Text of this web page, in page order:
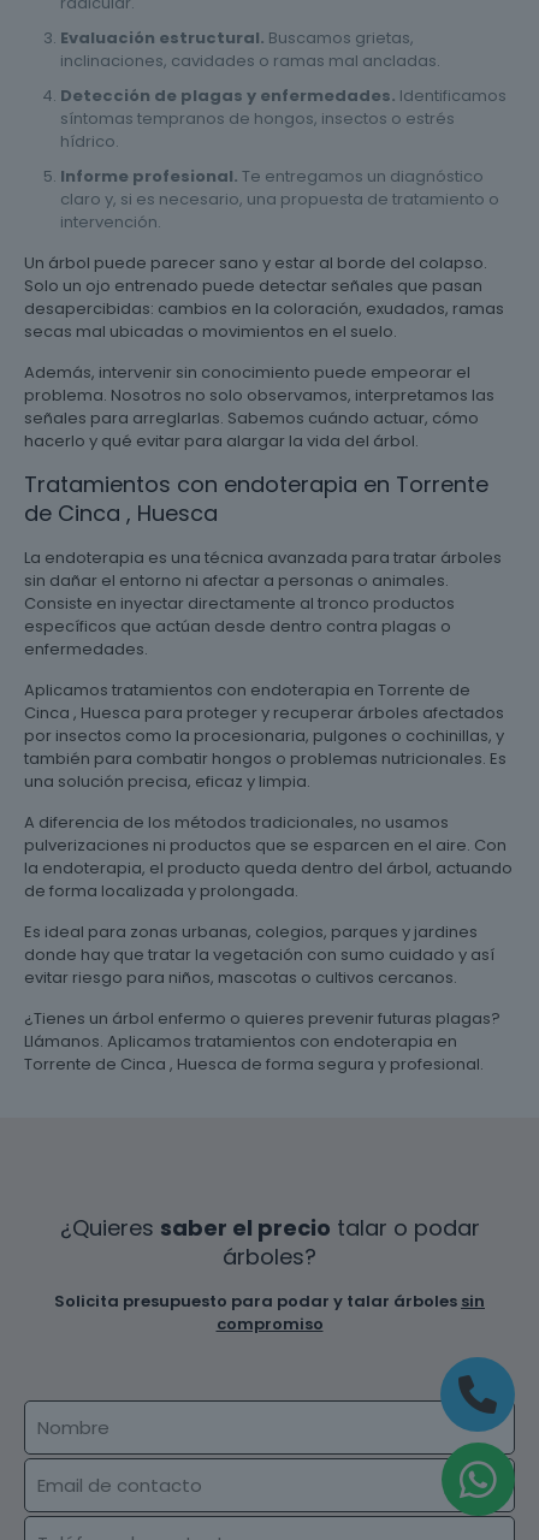
Evaluación estructural. Buscamos grietas,
inclinaciones, cavidades o ramas mal ancladas.
Detección de plagas y enfermedades. Identificamos
síntomas tempranos de hongos, insectos o estrés
hídrico.
Informe profesional. Te entregamos un diagnóstico
claro y, si es necesario, una propuesta de tratamiento o
intervención.
Un árbol puede parecer sano y estar al borde del colapso.
Solo un ojo entrenado puede detectar señales que pasan
desapercibidas: cambios en la coloración, exudados, ramas
secas mal ubicadas o movimientos en el suelo.
Además, intervenir sin conocimiento puede empeorar el
problema. Nosotros no solo observamos, interpretamos las
señales para arreglarlas. Sabemos cuándo actuar, cómo
hacerlo y qué evitar para alargar la vida del árbol.
Tratamientos con endoterapia en Torrente
de Cinca , Huesca
La endoterapia es una técnica avanzada para tratar árboles
sin dañar el entorno ni afectar a personas o animales.
Consiste en inyectar directamente al tronco productos
específicos que actúan desde dentro contra plagas o
enfermedades.
Aplicamos tratamientos con endoterapia en Torrente de
Cinca , Huesca para proteger y recuperar árboles afectados
por insectos como la procesionaria, pulgones o cochinillas, y
también para combatir hongos o problemas nutricionales. Es
una solución precisa, eficaz y limpia.
A diferencia de los métodos tradicionales, no usamos
pulverizaciones ni productos que se esparcen en el aire. Con
la endoterapia, el producto queda dentro del árbol, actuando
de forma localizada y prolongada.
Es ideal para zonas urbanas, colegios, parques y jardines
donde hay que tratar la vegetación con sumo cuidado y así
evitar riesgo para niños, mascotas o cultivos cercanos.
¿Tienes un árbol enfermo o quieres prevenir futuras plagas?
Llámanos. Aplicamos tratamientos con endoterapia en
Torrente de Cinca , Huesca de forma segura y profesional.
¿Quieres saber el precio talar o podar
árboles?
Solicita presupuesto para podar y talar árboles sin
compromiso